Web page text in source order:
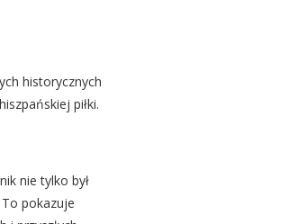
historycznych
piłki.
nie tylko był
pokazuje